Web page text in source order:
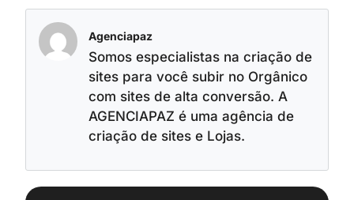
Agenciapaz
Somos especialistas na criação de
sites para você subir no Orgânico
com sites de alta conversão. A
AGENCIAPAZ é uma agência de
criação de sites e Lojas.